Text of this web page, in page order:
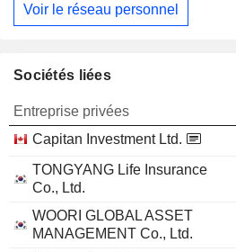
Voir le réseau personnel
Sociétés liées
Entreprise privées
Capitan Investment Ltd.
TONGYANG Life Insurance
Co., Ltd.
WOORI GLOBAL ASSET
MANAGEMENT Co., Ltd.